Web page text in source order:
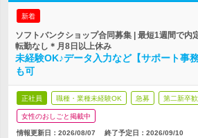
新着
ソフトバンクショップ合同募集 | 最短1週間で内
転勤なし＊月8日以上休み
未経験OK♪データ入力など【サポート事
も可
正社員 職種・業種未経験OK 急募 第二新卒
女性のおしごと掲載中
情報更新日：2026/08/07 終了予定日： 2026/09/10